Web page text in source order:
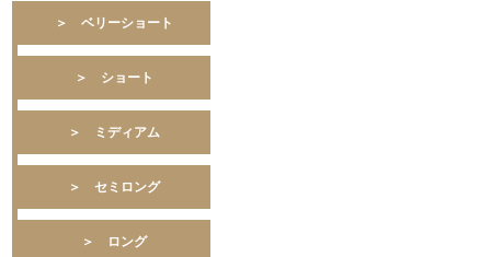
＞ ベリーショート
＞ ショート
＞ ミディアム
＞ セミロング
＞ ロング